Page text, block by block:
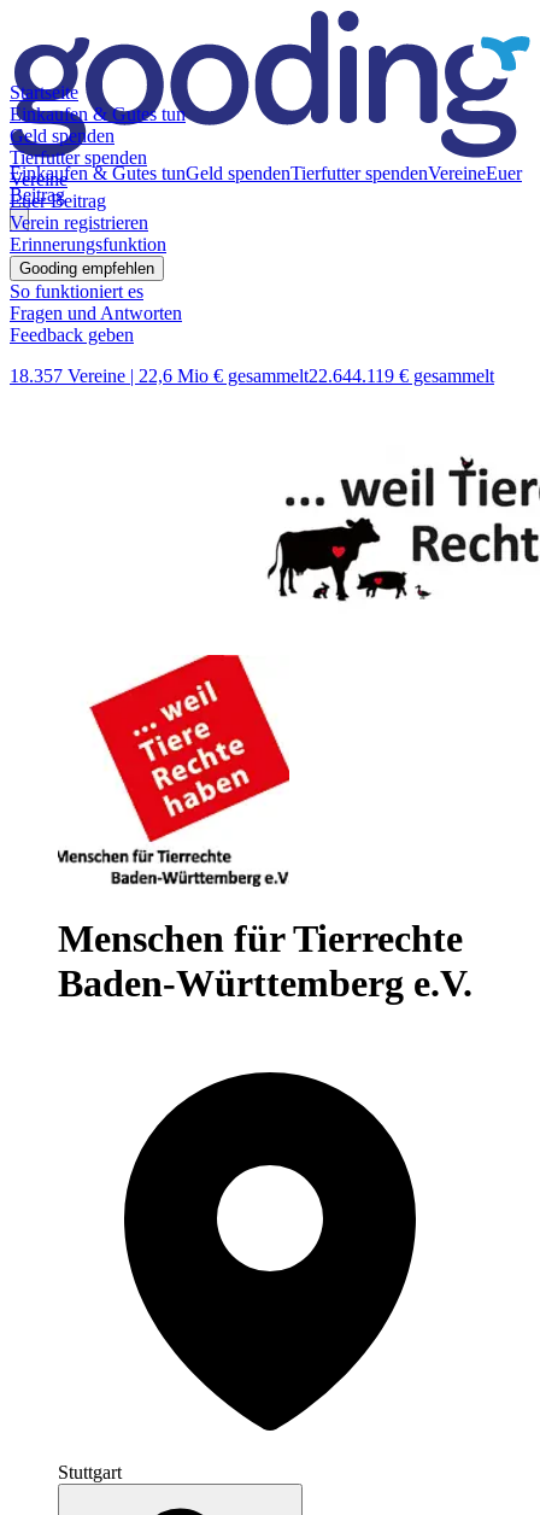
Einkaufen & Gutes tunGeld spendenTierfutter spendenVereineEuer
Beitrag
Startseite
Einkaufen & Gutes tun
Geld spenden
Tierfutter spenden
Vereine
Euer Beitrag
Verein registrieren
Erinnerungsfunktion
Gooding empfehlen
So funktioniert es
Fragen und Antworten
Feedback geben
18.357 Vereine | 22,6 Mio € gesammelt22.644.119 € gesammelt
Menschen für Tierrechte
Baden-Württemberg e.V.
Stuttgart